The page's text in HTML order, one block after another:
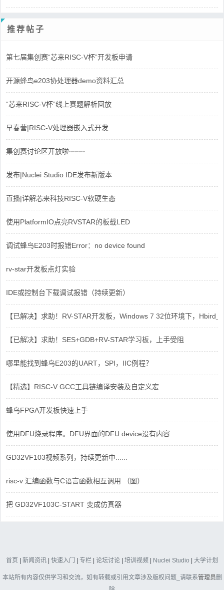
推荐帖子
第七届集创赛“芯来RISC-V杯”开发板申请
开源蜂鸟e203协处理器demo资料汇总
“芯来RISC-V杯”线上赛题解析回放
早春营|RISC-V处理器嵌入式开发
集创赛讨论区开放啦~~~~
发布|Nuclei Studio IDE发布新版本
直播|详解芯来科技RISC-V软硬生态
使用PlatformIO点亮RVSTAR的板载LED
调试蜂鸟E203时报错Error：no device found
rv-star开发板点灯实验
IDE或控制台下载调试报错（持续更新）
【已解决】求助！RV-STAR开发板，Windows 7 32位环境下，
【已解决】求助！SES+GDB+RV-STAR学习板，上手受阻
哪里能找到蜂鸟E203的UART，SPI，IIC例程？
【精选】RISC-V GCC工具链编译安装及自定义宏
蜂鸟FPGA开发板快速上手
使用DFU烧录程序。DFU界面的DFU device没有内容
GD32VF103视频系列，持续更新中......
risc-v 汇编函数与C语言函数相互调用 （图）
把 GD32VF103C-START 变成仿真器
首页 | 新闻资讯 | 快速入门 | 专栏 | 论坛讨论 | 培训视频 | Nuclei Studio | 大学计划
本站所有内容仅供学习和交流，如有转载或引用文章涉及版权问题_请联系管理员删